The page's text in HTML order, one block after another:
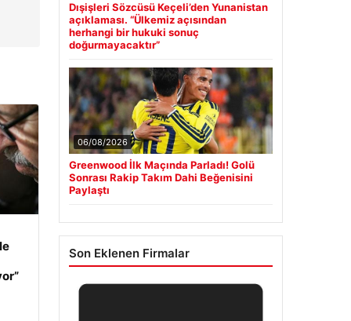
Dışişleri Sözcüsü Keçeli’den Yunanistan
açıklaması. “Ülkemiz açısından
herhangi bir hukuki sonuç
doğurmayacaktır”
06/08/2026
Greenwood İlk Maçında Parladı! Golü
Sonrası Rakip Takım Dahi Beğenisini
Paylaştı
Son Eklenen Firmalar